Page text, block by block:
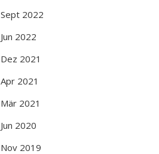
Sept 2022
Jun 2022
Dez 2021
Apr 2021
Mär 2021
Jun 2020
Nov 2019